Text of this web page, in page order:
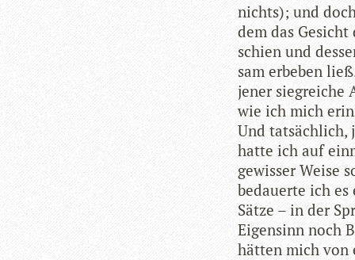
nichts); und
dem das
schien und
sam erbe­ben
jener sieg­rei­che
wie ich mich
Und tat­säch­lich,
hatte ich auf
gewis­ser Weise
bedau­erte ich
Sätze – in der
Eigen­sinn noch
hät­ten mich von